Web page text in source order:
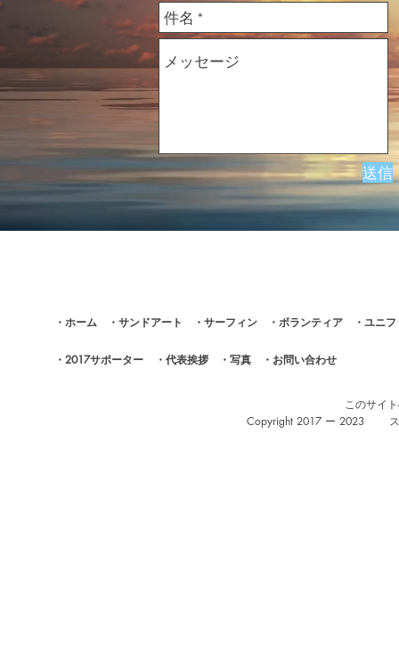
送信
・ホーム ・サンドアート ・サーフィン ・ボランティア ・ユニ
・2017サポーター ・代表挨拶 ・写真 ・お問い合わせ
このサイ
Copyright 2017 ー 2023